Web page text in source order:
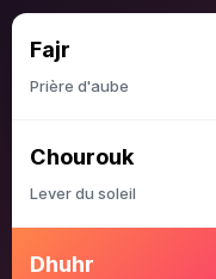
Fajr
Prière d'aube
Chourouk
Lever du soleil
Dhuhr